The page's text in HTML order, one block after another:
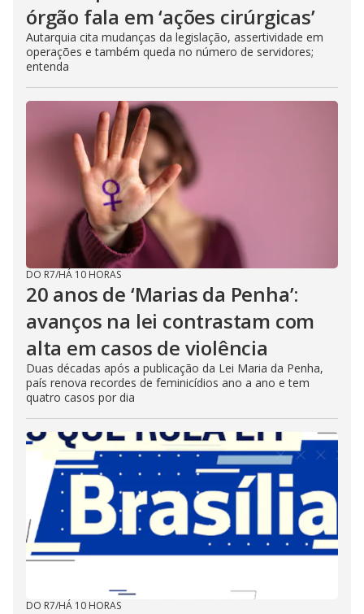
órgão fala em ‘ações cirúrgicas’
Autarquia cita mudanças da legislação, assertividade em
operações e também queda no número de servidores;
entenda
DO R7/HÁ 10 HORAS
20 anos de ‘Marias da Penha’:
avanços na lei contrastam com
alta em casos de violência
Duas décadas após a publicação da Lei Maria da Penha,
país renova recordes de feminicídios ano a ano e tem
quatro casos por dia
DO R7/HÁ 10 HORAS